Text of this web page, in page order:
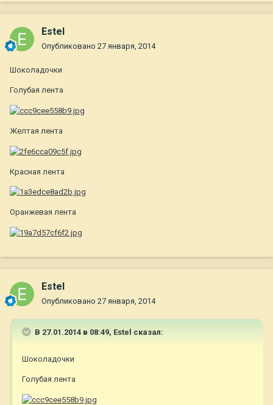
Estel
Опубликовано 27 января, 2014
Шоколадочки
Голубая лента
Желтая лента
Красная лента
Оранжевая лента
Estel
Опубликовано 27 января, 2014
В 27.01.2014 в 08:49, Estel сказал:
Шоколадочки
Голубая лента